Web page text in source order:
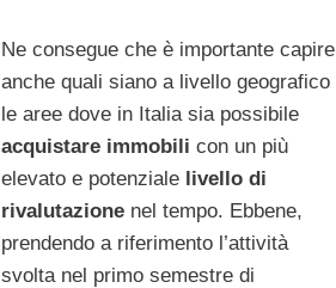
Ne consegue che è importante capire
anche quali siano a livello geografico
le aree dove in Italia sia possibile
acquistare immobili con un più
elevato e potenziale livello di
rivalutazionenel tempo. Ebbene,
prendendo a riferimento l’attività
svolta nel primo semestre di